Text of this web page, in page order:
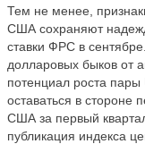
Тем не менее,
США сохраняют
ставки ФРС в
долларовых быков от
потенциал роста
оставаться в
США за первый
публикация индекса